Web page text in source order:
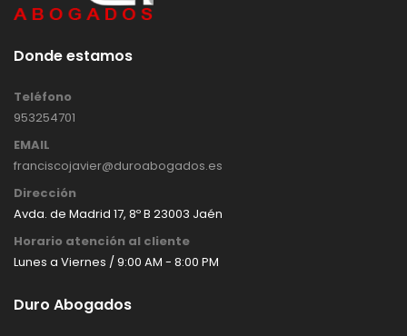
Donde estamos
Teléfono
953254701
EMAIL
franciscojavier@duroabogados.es
Dirección
Avda. de Madrid 17, 8º B 23003 Jaén
Horario atención al cliente
Lunes a Viernes / 9:00 AM - 8:00 PM
Duro Abogados